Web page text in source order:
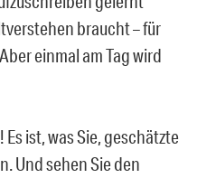
braucht – für
einmal am Tag wird
ist, was Sie, geschätzte
Und sehen Sie den